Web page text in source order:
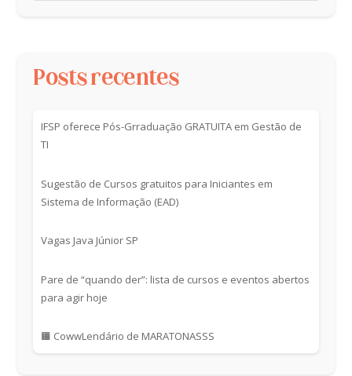
Posts recentes
IFSP oferece Pós-Grraduação GRATUITA em Gestão de
TI
Sugestão de Cursos gratuitos para Iniciantes em
Sistema de Informação (EAD)
Vagas Java Júnior SP
Pare de “quando der”: lista de cursos e eventos abertos
para agir hoje
🟧 CowwLendário de MARATONASSS